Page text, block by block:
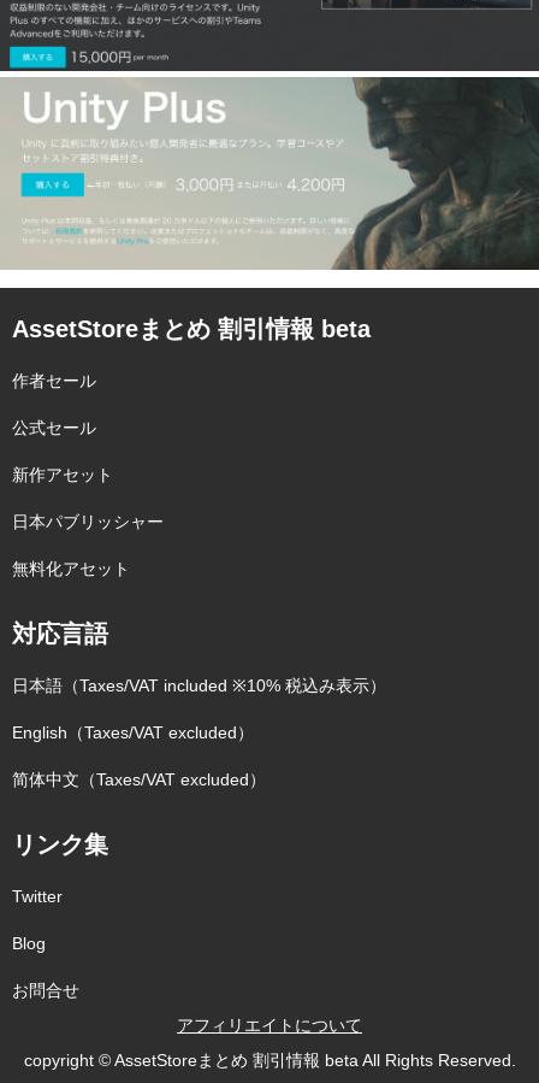
AssetStoreまとめ 割引情報 beta
作者セール
公式セール
新作アセット
日本パブリッシャー
無料化アセット
対応言語
日本語（Taxes/VAT included ※10% 税込み表示）
English（Taxes/VAT excluded）
简体中文（Taxes/VAT excluded）
リンク集
Twitter
Blog
お問合せ
アフィリエイトについて
copyright © AssetStoreまとめ 割引情報 beta All Rights Reserved.